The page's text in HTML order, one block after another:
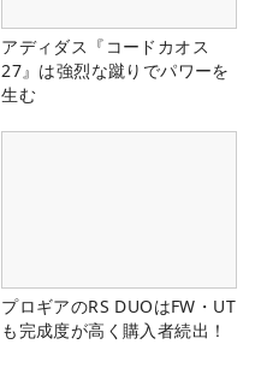
アディダス『コードカオス
27』は強烈な蹴りでパワーを
生む
プロギアのRS DUOはFW・UT
も完成度が高く購入者続出！